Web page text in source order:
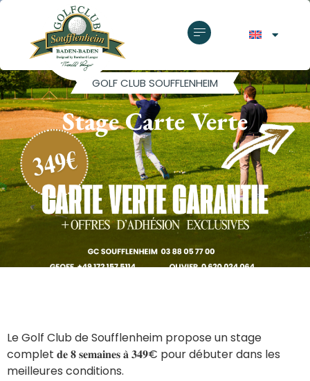
GOLF CLUB SOUFFLENHEIM
Stage Carte Verte
Le Golf Club de Soufflenheim propose un stage
complet 𝐝𝐞 𝟖 𝐬𝐞𝐦𝐚𝐢𝐧𝐞𝐬 𝐚̀ 𝟑𝟒𝟗€ pour débuter dans les
meilleures conditions.